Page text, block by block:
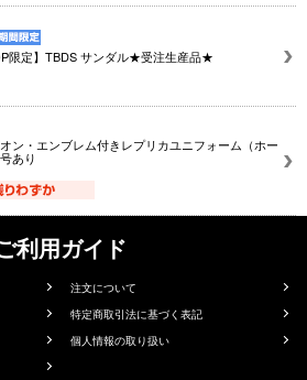
限定】TBDS サンダル★受注生産品★
ン・エンブレム付きレプリカユニフォーム（ホー
あり
利用ガイド
注文について
特定商取引法に基づく表記
個人情報の取り扱い